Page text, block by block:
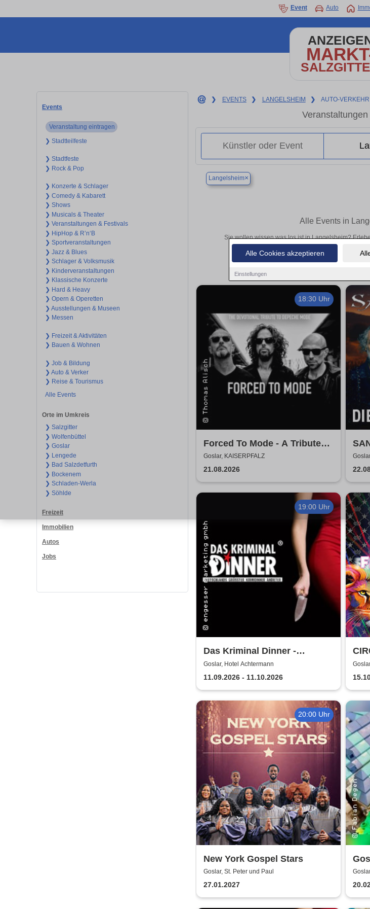
Alle Cookies akzeptieren
Einstellungen
Event Auto
Events
Veranstaltung eintragen
❯ Stadtteilfeste
❯ Stadtfeste
❯ Rock & Pop
❯ Konzerte & Schlager
❯ Comedy & Kabarett
❯ Shows
❯ Musicals & Theater
❯ Veranstaltungen & Festivals
❯ HipHop & R’n‘B
❯ Sportveranstaltungen
❯ Jazz & Blues
❯ Schlager & Volksmusik
❯ Kinderveranstaltungen
❯ Klassische Konzerte
❯ Hard & Heavy
❯ Opern & Operetten
❯ Ausstellungen & Museen
❯ Messen
❯ Freizeit & Aktivitäten
❯ Bauen & Wohnen
❯ Job & Bildung
❯ Auto & Verker
❯ Reise & Tourismus
Alle Events
Orte im Umkreis
❯ Salzgitter
❯ Wolfenbüttel
❯ Goslar
❯ Lengede
❯ Bad Salzdetfurth
❯ Bockenem
❯ Schladen-Werla
❯ Söhlde
Freizeit
Immobilien
Autos
Jobs
❯ EVENTS ❯ LANGELSHEIM ❯ AUTO-VERKEHR
Langelsheim×
Alle Events in
Sie wollen wissen was los ist in Langelsheim?
Theateraufführungen oder aufregende
18:30 Uhr
Forced To Mode - A Tribute
To Depeche Mode
Goslar, KAISERPFALZ
21.08.2026
19:00 Uhr
Das Kriminal Dinner -
Testament à la Carte
Goslar, Hotel Achtermann
11.09.2026 - 11.10.2026
|
20:00 Uhr
New York Gospel Stars
Goslar, St. Peter und Paul
27.01.2027